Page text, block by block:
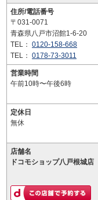
住所/電話番号
〒031-0071
青森県八戸市沼館1-6-20
TEL： 0120-158-668
TEL： 0178-73-3011
営業時間
午前10時〜午後6時
定休日
無休
店舗名
ドコモショップ八戸根城店